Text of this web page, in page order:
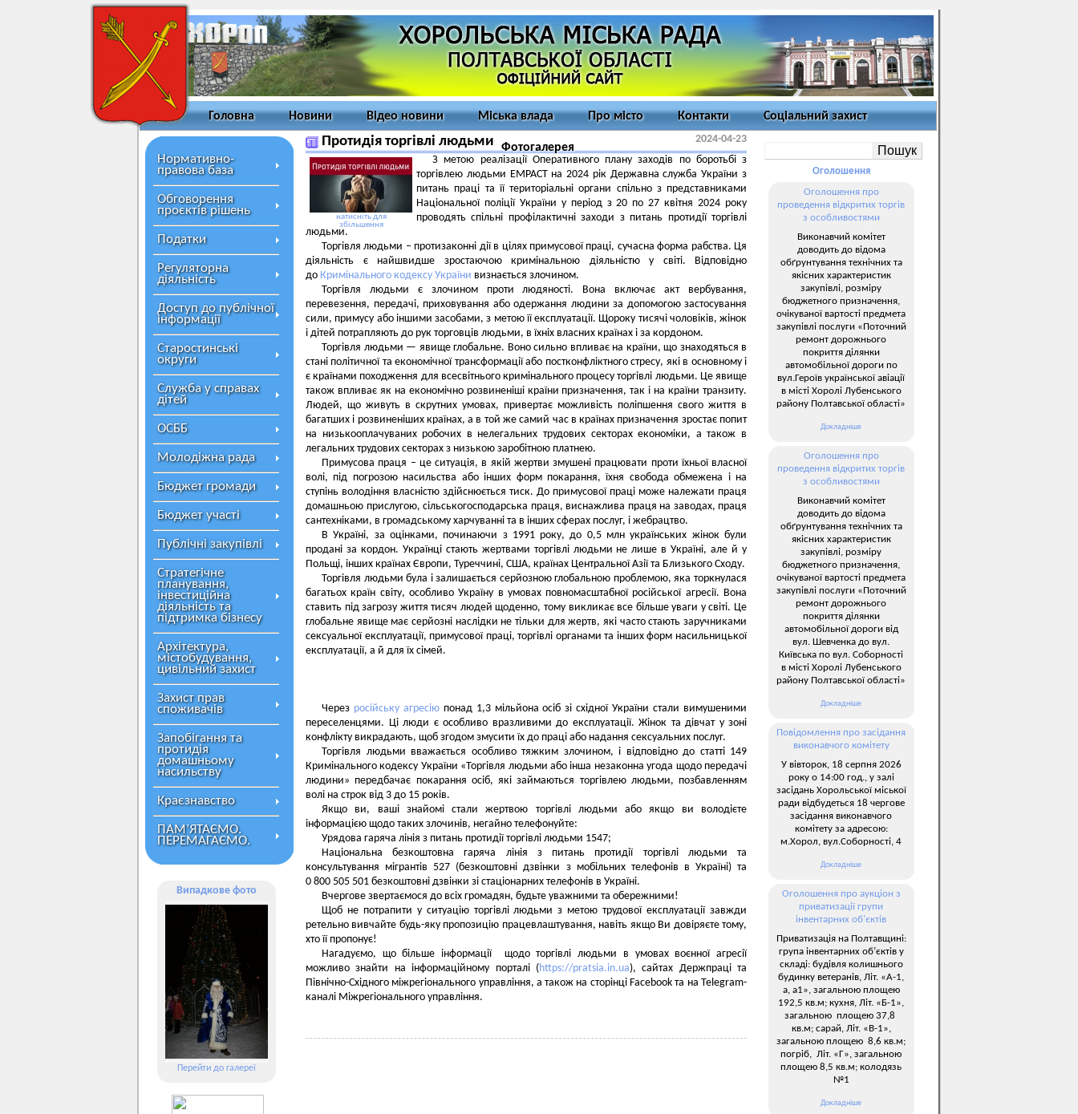
Головна Новини Відео новини Міська влада Про місто Контакти Соціальний захист
Фотогалерея
Нормативно-
правова база
Обговорення
проєктів рішень
Податки
Регуляторна
діяльність
Доступ до публічної
інформації
Старостинські
округи
Служба у справах
дітей
ОСББ
Молодіжна рада
Бюджет громади
Бюджет участі
Публічні закупівлі
Стратегічне
планування,
інвестиційна
діяльність та
підтримка бізнесу
Архітектура,
містобудування,
цивільний захист
Захист прав
споживачів
Запобігання та
протидія
домашньому
насильству
Краєзнавство
ПАМ’ЯТАЄМО.
ПЕРЕМАГАЄМО.
Випадкове фото
Перейти до галереї
Протидія торгівлі людьми 2024-04-23
натисніть для
збільшення
З метою реалізації Оперативного плану заходів по боротьбі з
торгівлею людьми EMPACT на 2024 рік Державна служба України з
питань праці та її територіальні органи спільно з представниками
Національної поліції України у період з 20 по 27 квітня 2024 року
проводять спільні профілактичні заходи з питань протидії торгівлі
людьми.
Торгівля людьми – протизаконні дії в цілях примусової праці, сучасна форма рабства. Ця
діяльність є найшвидше зростаючою кримінальною діяльністю у світі. Відповідно
до Кримінального кодексу України визнається злочином.
Торгівля людьми є злочином проти людяності. Вона включає акт вербування,
перевезення, передачі, приховування або одержання людини за допомогою застосування
сили, примусу або іншими засобами, з метою її експлуатації. Щороку тисячі чоловіків, жінок
і дітей потрапляють до рук торговців людьми, в їхніх власних країнах і за кордоном.
Торгівля людьми — явище глобальне. Воно сильно впливає на країни, що знаходяться в
стані політичної та економічної трансформації або постконфліктного стресу, які в основному і
є країнами походження для всесвітнього кримінального процесу торгівлі людьми. Це явище
також впливає як на економічно розвиненіші країни призначення, так і на країни транзиту.
Людей, що живуть в скрутних умовах, привертає можливість поліпшення свого життя в
багатших і розвиненіших країнах, а в той же самий час в країнах призначення зростає попит
на низькооплачуваних робочих в нелегальних трудових секторах економіки, а також в
легальних трудових секторах з низькою заробітною платнею.
Примусова праця – це ситуація, в якій жертви змушені працювати проти їхньої власної
волі, під погрозою насильства або інших форм покарання, їхня свобода обмежена і на
ступінь володіння власністю здійснюється тиск. До примусової праці може належати праця
домашньою прислугою, сільськогосподарська праця, виснажлива праця на заводах, праця
сантехніками, в громадському харчуванні та в інших сферах послуг, і жебрацтво.
В Україні, за оцінками, починаючи з 1991 року, до 0,5 млн українських жінок були
продані за кордон. Українці стають жертвами торгівлі людьми не лише в Україні, але й у
Польщі, інших країнах Європи, Туреччині, США, країнах Центральної Азії та Близького Сходу.
Торгівля людьми була і залишається серйозною глобальною проблемою, яка торкнулася
багатьох країн світу, особливо Україну в умовах повномасштабної російської агресії. Вона
ставить під загрозу життя тисяч людей щоденно, тому викликає все більше уваги у світі. Це
глобальне явище має серйозні наслідки не тільки для жертв, які часто стають заручниками
сексуальної експлуатації, примусової праці, торгівлі органами та інших форм насильницької
експлуатації, а й для їх сімей.
Через російську агресіюпонад 1,3 мільйона осіб зі східної України стали вимушеними
переселенцями. Ці люди є особливо вразливими до експлуатації. Жінок та дівчат у зоні
конфлікту викрадають, щоб згодом змусити їх до праці або надання сексуальних послуг.
Торгівля людьми вважається особливо тяжким злочином, і відповідно до статті 149
Кримінального кодексу України «Торгівля людьми або інша незаконна угода щодо передачі
людини» передбачає покарання осіб, які займаються торгівлею людьми, позбавленням
волі на строк від 3 до 15 років.
Якщо ви, ваші знайомі стали жертвою торгівлі людьми або якщо ви володієте
інформацією щодо таких злочинів, негайно телефонуйте:
Урядова гаряча лінія з питань протидії торгівлі людьми 1547;
Національна безкоштовна гаряча лінія з питань протидії торгівлі людьми та
консультування мігрантів 527 (безкоштовні дзвінки з мобільних телефонів в Україні) та
0 800 505 501 безкоштовні дзвінки зі стаціонарних телефонів в Україні.
Вчергове звертаємося до всіх громадян, будьте уважними та обережними!
Щоб не потрапити у ситуацію торгівлі людьми з метою трудової експлуатації завжди
ретельно вивчайте будь-яку пропозицію працевлаштування, навіть якщо Ви довіряєте тому,
хто її пропонує!
Нагадуємо, що більше інформації щодо торгівлі людьми в умовах воєнної агресії
можливо знайти на інформаційному порталі (https://pratsia.in.ua), сайтах Держпраці та
Північно-Східного міжрегіонального управління, а також на сторінці Facebook та на Telegram-
каналі Міжрегіонального управління.
Оголошення
Оголошення про
проведення відкритих торгів
з особливостями
Виконавчий комітет
доводить до відома
обґрунтування технічних та
якісних характеристик
закупівлі, розміру
бюджетного призначення,
очікуваної вартості предмета
закупівлі послуги «Поточний
ремонт дорожнього
покриття ділянки
автомобільної дороги по
вул.Героїв української авіації
в місті Хоролі Лубенського
району Полтавської області»
Докладніше
Оголошення про
проведення відкритих торгів
з особливостями
Виконавчий комітет
доводить до відома
обґрунтування технічних та
якісних характеристик
закупівлі, розміру
бюджетного призначення,
очікуваної вартості предмета
закупівлі послуги «Поточний
ремонт дорожнього
покриття ділянки
автомобільної дороги від
вул. Шевченка до вул.
Київська по вул. Соборності
в місті Хоролі Лубенського
району Полтавської області»
Докладніше
Повідомлення про засідання
виконавчого комітету
У вівторок, 18 серпня 2026
року о 14:00 год., у залі
засідань Хорольської міської
ради відбудеться 18 чергове
засідання виконавчого
комітету за адресою:
м.Хорол, вул.Соборності, 4
Докладніше
Оголошення про аукціон з
приватизації групи
інвентарних об’єктів
Приватизація на Полтавщині:
група інвентарних об’єктів у
складі: будівля колишнього
будинку ветеранів, Літ. «А-1,
а, а1», загальною площею
192,5 кв.м; кухня, Літ. «Б-1»,
загальною площею 37,8
кв.м; сарай, Літ. «В-1»,
загальною площею 8,6 кв.м;
погріб, Літ. «Г», загальною
площею 8,5 кв.м; колодязь
№1
Докладніше